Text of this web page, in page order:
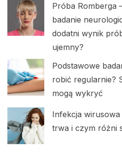
Próba Romberga
badanie
dodatni wynik
ujemny?
Podstawowe
robić regularnie?
mogą wykryć
Infekcja wirusowa
trwa i czym różni